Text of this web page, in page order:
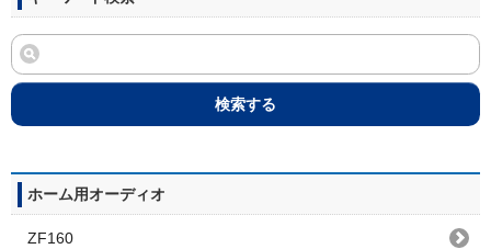
検索する
ホーム用オーディオ
ZF160